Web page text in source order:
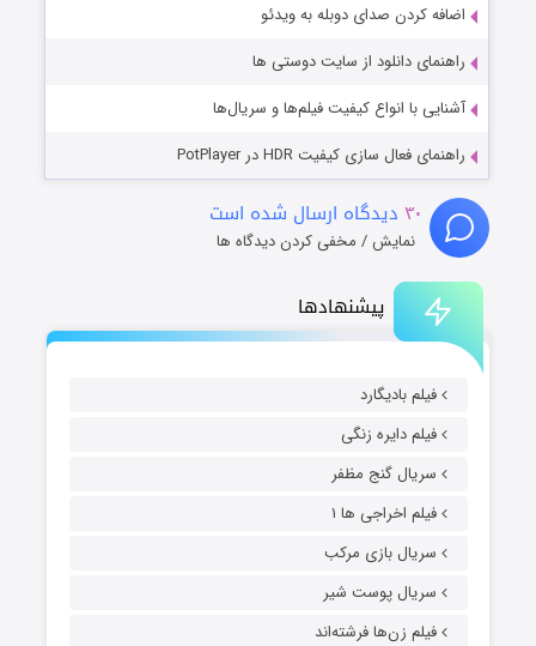
پیشنهادها
فیلم بادیگارد
فیلم دایره زنگی
سریال گنج مظفر
فیلم اخراجی ها ۱
سریال بازی مرکب
سریال پوست شیر
فیلم زن‌ها فرشته‌اند
اضافه کردن صدای دوبله به ویدئو
راهنمای دانلود از سایت دوستی ها
آشنایی با انواع کیفیت فیلم‌ها و سریال‌ها
راهنمای فعال سازی کیفیت HDR در PotPlayer
۳۰ دیدگاه ارسال شده است
نمایش / مخفی کردن دیدگاه ها